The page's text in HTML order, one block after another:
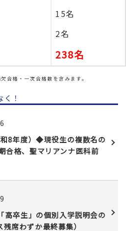
15名
2名
238名
合格・一次合格数を含みます。
！
8年度）◆現役生の複数名の
合格、聖マリアンナ医科前
卒生」の個別入学説明会の
席わずか最終募集）